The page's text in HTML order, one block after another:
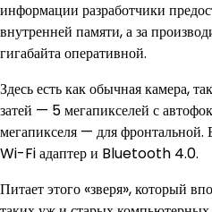
информации разработчики
внутренней памяти, а за
гигабайта оперативной.
Здесь есть как обычная камера,
затей — 5 мегапикселей с
мегапикселя — для фронтальной.
Wi-Fi адаптер и Bluetooth 4.0.
Питает этого «зверя», который